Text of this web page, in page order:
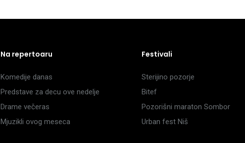
Na repertoaru
Komedije danas
Predstave za decu ove nedelje
Drame večeras
Mjuzikli ovog meseca
Festivali
Sterijino pozorje
Bitef
Pozorišni maraton Sombor
Urban fest Niš